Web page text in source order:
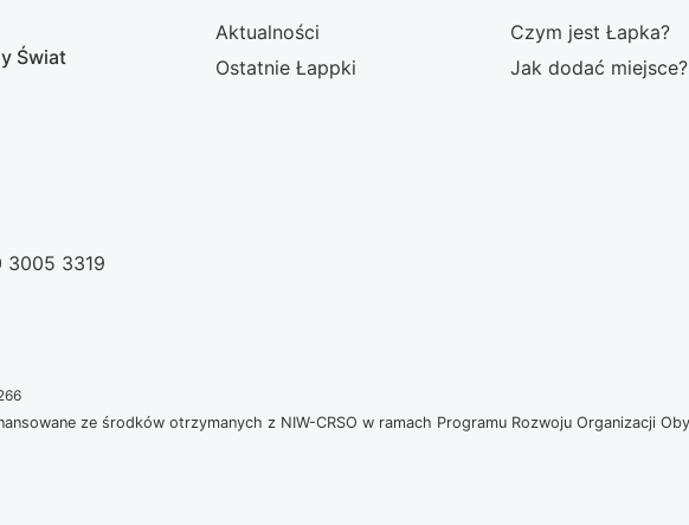
Świat
Aktualności
Ostatnie Łappki
Czym jest Łapka?
Jak dodać miejsce?
3005 3319
ze środków otrzymanych z NIW-CRSO w ramach Programu Rozwoju Organizacji